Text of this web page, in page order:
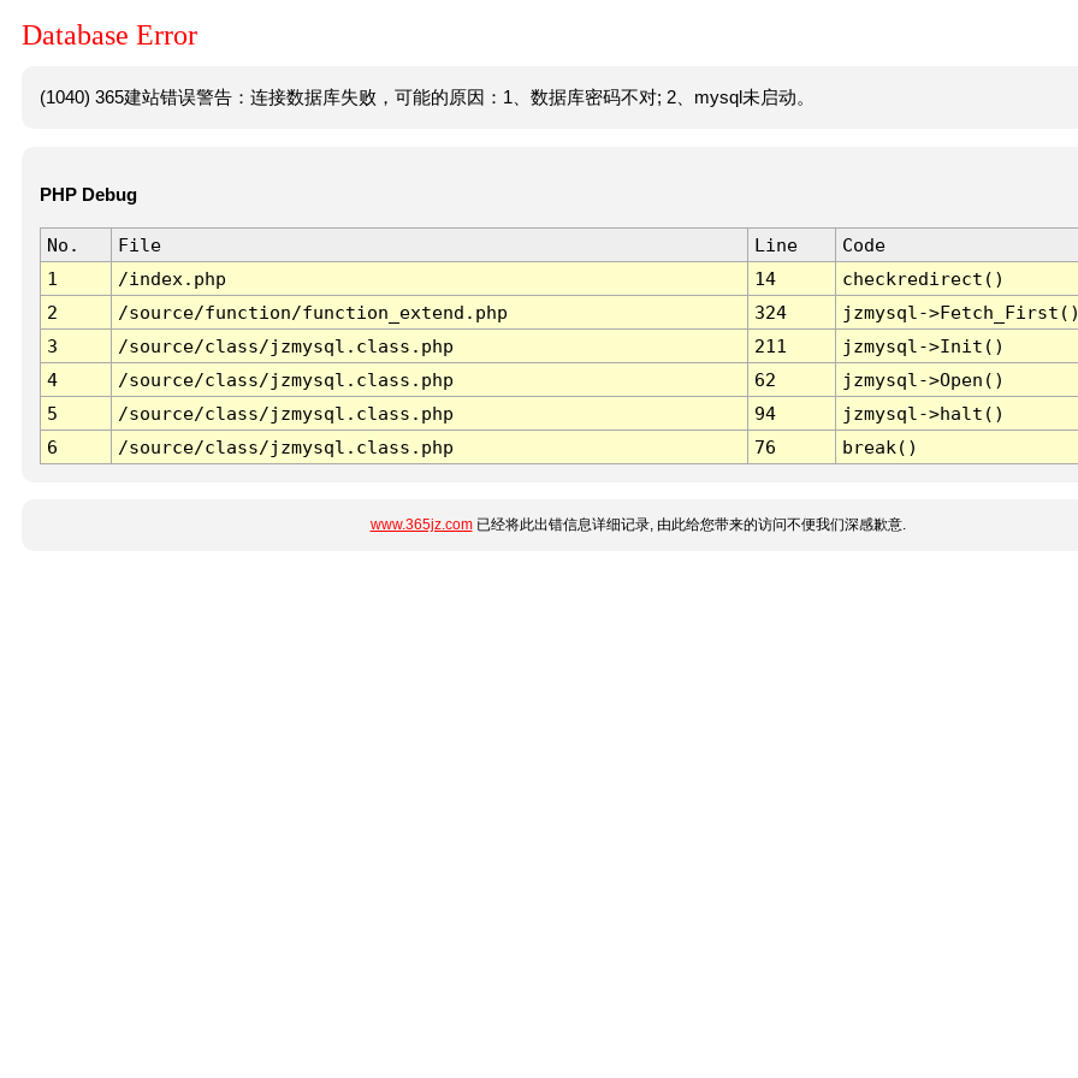
Database Error
(1040) 365建站错误警告：连接数据库失败，可能的原因：1、数据库密码不对; 2、mysql未启动。
PHP Debug
No. File Line
Code
1
/index.php 14
checkredirect()
2
/source/function/function_extend.php 324
jzmysql-
3
/source/class/jzmysql.class.php 211
jzmysql->Init()
4
/source/class/jzmysql.class.php 62
jzmysql->Open()
5
/source/class/jzmysql.class.php 94
jzmysql->halt()
6
/source/class/jzmysql.class.php 76 break()
www.365jz.com已经将此出错信息详细记录, 由此给您带来的访问不便我们深感歉意.